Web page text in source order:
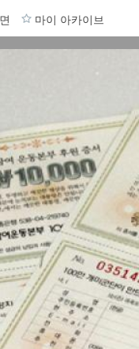
마이 아카이브